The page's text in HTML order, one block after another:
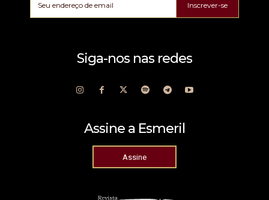
Inscrever-se
Siga-nos nas redes
Assine a Esmeril
Assine